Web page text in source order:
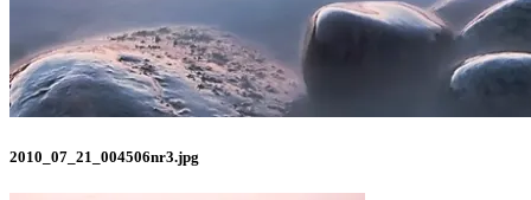
2010_07_21_004506nr3.jpg